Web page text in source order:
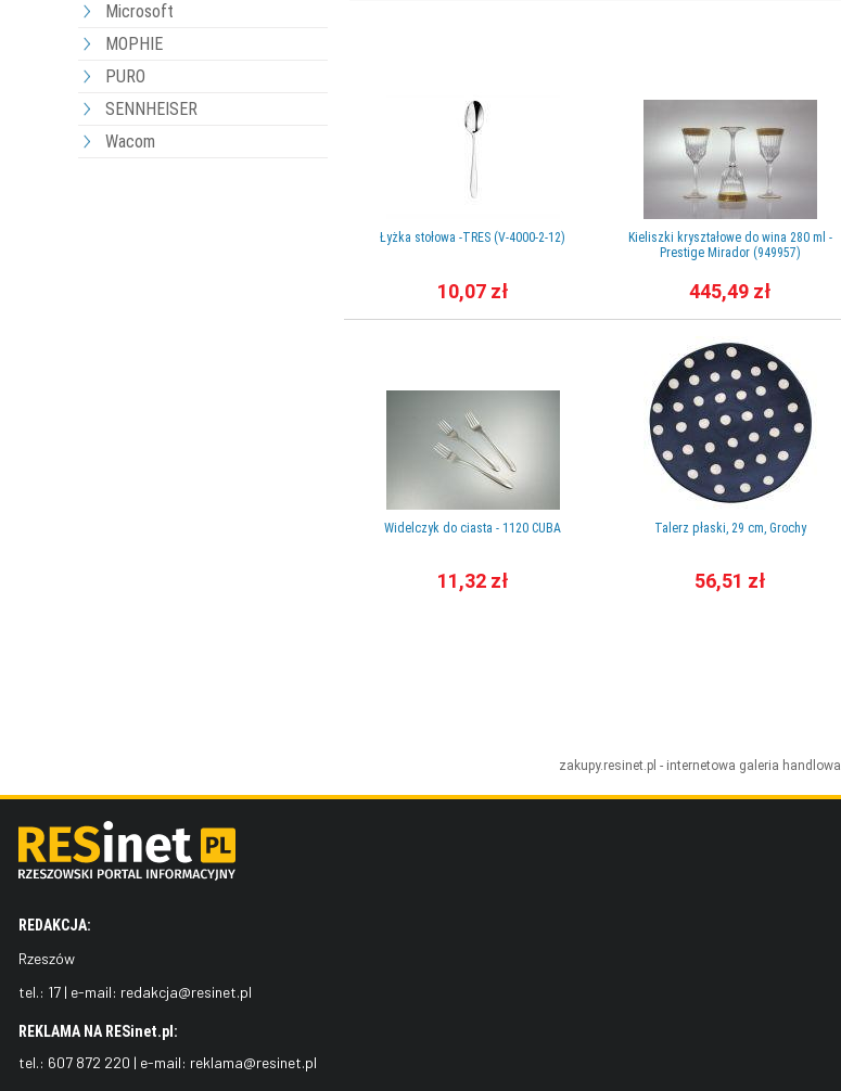
Microsoft
MOPHIE
PURO
SENNHEISER
Wacom
Łyżka stołowa -TRES (V-4000-2-12)
10,07 zł
Widelczyk do ciasta - 1120 CUBA
11,32 zł
Kieliszki kryształowe do wina 280 ml -
Prestige Mirador (949957)
445,49 zł
Talerz płaski, 29 cm, Grochy
56,51 zł
zakupy.resinet.pl - internetowa galeria handlowa
REDAKCJA:
Rzeszów
tel.: 17 | e-mail: redakcja@resinet.pl
REKLAMA NA RESinet.pl:
tel.: 607 872 220 | e-mail: reklama@resinet.pl